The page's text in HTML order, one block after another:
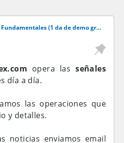
Seales Fundamentales (1 da de demo gratis)
opera lasseñales
día a día.
las operaciones que
y detalles.
noticias enviamos email